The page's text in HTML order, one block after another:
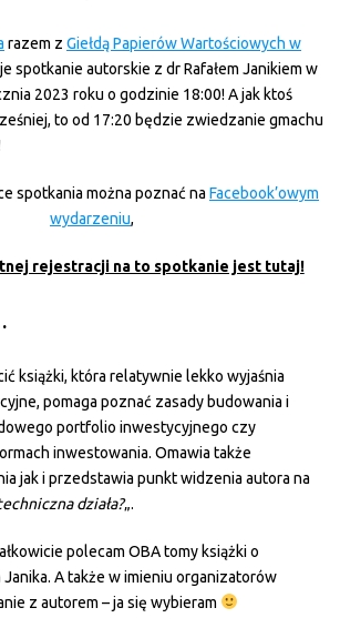
razem z Giełdą Papierów Wartościowych w
spotkanie autorskie z dr Rafałem Janikiem w
2023 roku o godzinie 18:00! A jak ktoś
to od 17:20 będzie zwiedzanie gmachu
spotkania można poznać na Facebook’owym
wydarzeniu,
rejestracji na to spotkanie jest tutaj!
książki, która relatywnie lekko wyjaśnia
pomaga poznać zasady budowania i
portfolio inwestycyjnego czy
inwestowania. Omawia także
jak i przedstawia punkt widzenia autora na
działa?„.
polecam OBA tomy książki o
Janika. A także w imieniu organizatorów
z autorem – ja się wybieram